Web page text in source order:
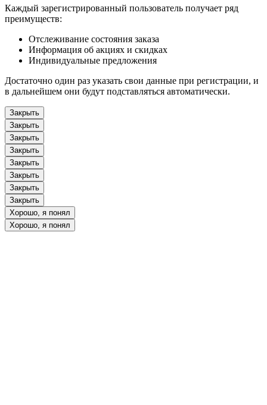
Каждый зарегистрированный пользователь получает ряд
преимуществ:
Отслеживание состояния заказа
Информация об акциях и скидках
Индивидуальные предложения
Достаточно один раз указать свои данные при регистрации, и
в дальнейшем они будут подставляться автоматически.
Закрыть
Закрыть
Закрыть
Закрыть
Закрыть
Закрыть
Закрыть
Закрыть
Хорошо, я понял
Хорошо, я понял